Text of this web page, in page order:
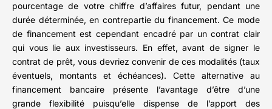
pourcentage de votre chiffre d’affaires futur, pendant une
durée déterminée, en contrepartie du financement. Ce mode
de financement est cependant encadré par un contrat clair
qui vous lie aux investisseurs. En effet, avant de signer le
contrat de prêt, vous devriez convenir de ces modalités (taux
éventuels, montants et échéances). Cette alternative au
financement bancaire présente l’avantage d’être d’une
grande flexibilité puisqu’elle dispense de l’apport des